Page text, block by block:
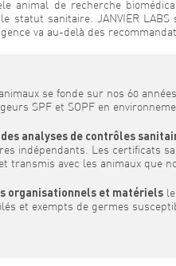
animal de recherche
statut sanitaire. JANVIER
va au-delà des
se fonde sur nos 60
SPF et SOPF en
analyses de contrôles
indépendants. Les certificats
avec les animaux que
organisationnels et matériels
et exempts de germes